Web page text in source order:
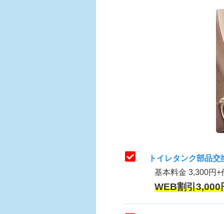
トイレタンク部品
基本料金 3,300円
WEB割引